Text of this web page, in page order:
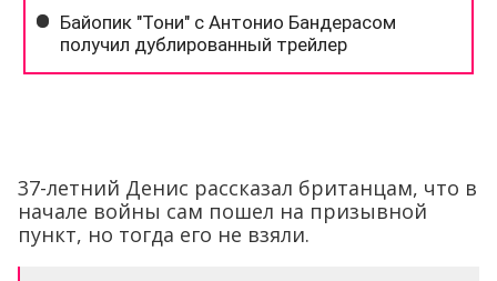
37-летний Денис рассказал британцам, что в
начале войны сам пошел на призывной
пункт, но тогда его не взяли.